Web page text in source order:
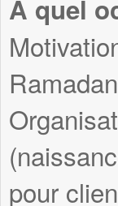
A quel
pour